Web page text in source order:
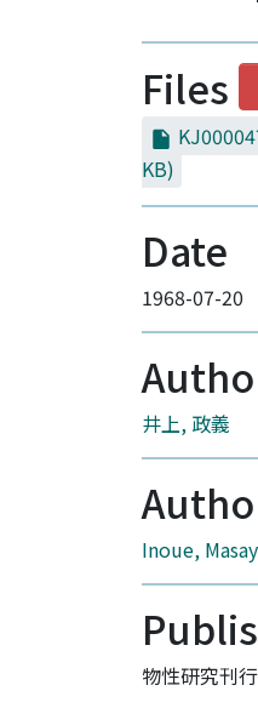
Files
KB)
Date
1968-07-20
井上, 政義
Inoue,
物性研究刊